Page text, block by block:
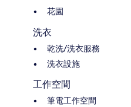
花園
洗衣
乾洗/洗衣服務
洗衣設施
工作空間
筆電工作空間